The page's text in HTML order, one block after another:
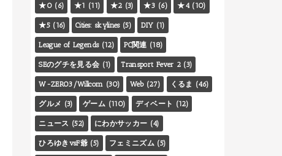
★0 (6) ★1 (11) ★2 (3) ★3 (6) ★4 (10)
★5 (16) Cities: skylines (5) DIY (1)
League of Legends (12) PC関連 (18)
SEのグチを見る会 (1) Transport Fever 2 (3)
W-ZERO3/Willcom (30) Web (27) くるま (46)
グルメ (3) ゲーム (110) ディベート (12)
ニュース (52) にわかサッカー (4)
ひろゆきvsF爺 (5) フェミニズム (5)